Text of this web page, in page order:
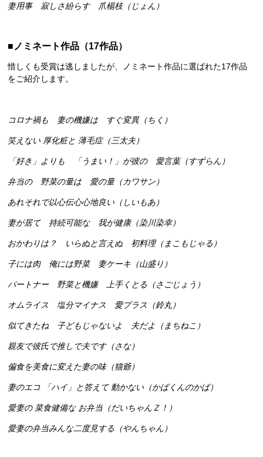
妻用事 寂しさ紛らす 爪楊枝（じょん）
■ ノミネート作品（17作品）
惜しくも受賞は逃しましたが、ノミネート作品に選ばれた17作品
をご紹介します。
コロナ禍も 妻の機嫌は すぐ変異（ちく）
笑えない 厚化粧と 薄毛症（三太夫）
「好き」よりも 「うまい！」が彼の 愛言葉（すずらん）
弁当の 野菜の量は 愛の量（カワサン）
あれそれで以心伝心心地良い（しいもあ）
妻が居て 持続可能な 我が健康（染川染幸）
おかわりは？ いらぬと言えぬ 初料理（まこもじゃる）
子には肉 俺には野菜 妻ケーキ（山盛り）
パートナー 野菜と機嫌 上手くとる（さごじょう）
オムライス 塩分マイナス 愛プラス（鈴丸）
似てきたね 子どもじゃないよ 夫だよ（まちねこ）
親友で彼氏で推しで夫です（さな）
偏食を美食に変えた妻の味（猫爺）
妻のエコ 「ハイ」と答えて 動かない（かばくんのかば）
愛妻の 菜食健備な お弁当（だいちゃんＺ！）
愛妻の弁当みんな二度見する（やんちゃん）